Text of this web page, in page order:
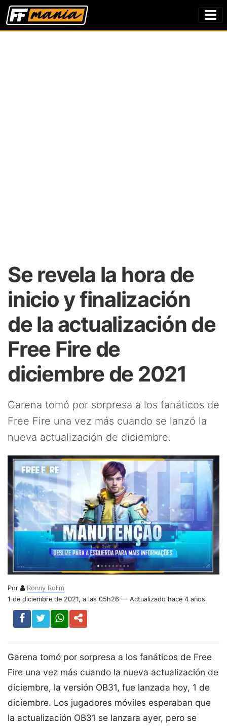
Se revela la hora de
inicio y finalización
de la actualización de
Free Fire de
diciembre de 2021
Garena tomó por sorpresa a los fanáticos de
Free Fire una vez más cuando se lanzó la
nueva actualización de diciembre.
Por
Ronny Rolim
1 de diciembre de 2021, a las 05h26 — Actualizado hace 4 años
Garena tomó por sorpresa a los fanáticos de Free
Fire una vez más cuando la nueva actualización de
diciembre, la versión OB31, fue lanzada hoy, 1 de
diciembre. Los jugadores móviles esperaban que
la actualización OB31 se lanzara ayer, pero se